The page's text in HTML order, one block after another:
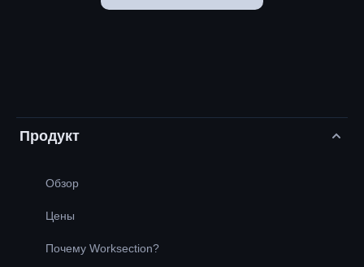
Продукт
Обзор
Цены
Почему Worksection?